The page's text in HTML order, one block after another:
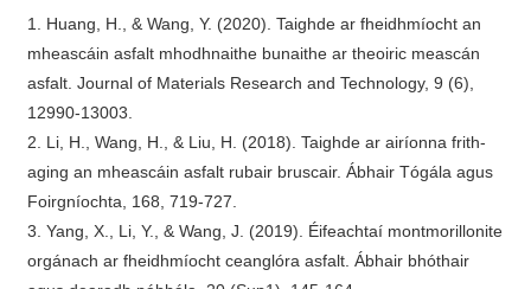
1. Huang, H., & Wang, Y. (2020). Taighde ar fheidhmíocht an
mheascáin asfalt mhodhnaithe bunaithe ar theoiric meascán
asfalt. Journal of Materials Research and Technology, 9 (6),
12990-13003.
2. Li, H., Wang, H., & Liu, H. (2018). Taighde ar airíonna frith-
aging an mheascáin asfalt rubair bruscair. Ábhair Tógála agus
Foirgníochta, 168, 719-727.
3. Yang, X., Li, Y., & Wang, J. (2019). Éifeachtaí montmorillonite
orgánach ar fheidhmíocht ceanglóra asfalt. Ábhair bhóthair